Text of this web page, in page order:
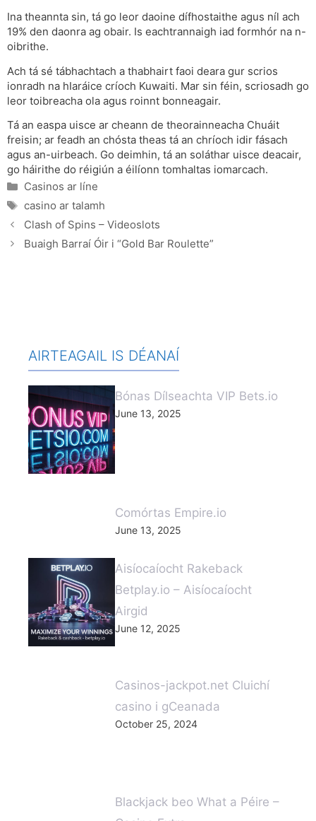
Ina theannta sin, tá go leor daoine dífhostaithe agus níl ach
19% den daonra ag obair. Is eachtrannaigh iad formhór na n-
oibrithe.
Ach tá sé tábhachtach a thabhairt faoi deara gur scrios
ionradh na hIaráice críoch Kuwaiti. Mar sin féin, scriosadh go
leor toibreacha ola agus roinnt bonneagair.
Tá an easpa uisce ar cheann de theorainneacha Chuáit
freisin; ar feadh an chósta theas tá an chríoch idir fásach
agus an-uirbeach. Go deimhin, tá an soláthar uisce deacair,
go háirithe do réigiún a éilíonn tomhaltas iomarcach.
Categories
Casinos ar líne
Tags
casino ar talamh
Clash of Spins – Videoslots
Buaigh Barraí Óir i “Gold Bar Roulette”
AIRTEAGAIL IS DÉANAÍ
Bónas Dílseachta VIP Bets.io
June 13, 2025
Comórtas Empire.io
June 13, 2025
Aisíocaíocht Rakeback
Betplay.io – Aisíocaíocht
Airgid
June 12, 2025
Casinos-jackpot.net Cluichí
casino i gCeanada
October 25, 2024
June 19, 2024